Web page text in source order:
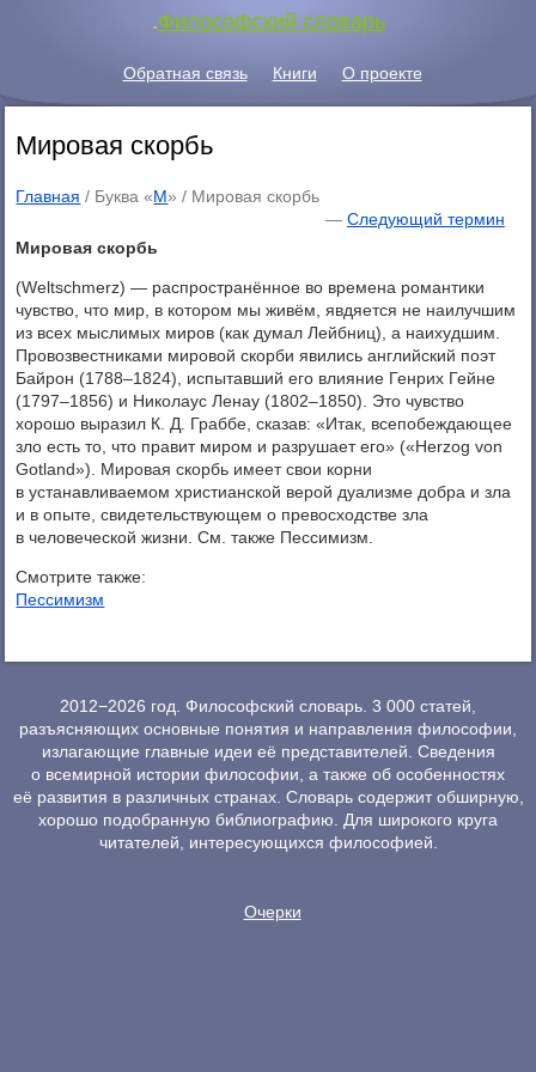
.Философский словарь
Обратная связь Книги О проекте
Мировая скорбь
Главная / Буква «М» / Мировая скорбь
— Следующий термин
Мировая скорбь
(Weltschmerz) — распространённое во времена романтики
чувство, что мир, в котором мы живём, явдяется не наилучшим
из всех мыслимых миров (как думал Лейбниц), а наихудшим.
Провозвестниками мировой скорби явились английский поэт
Байрон (1788–1824), испытавший его влияние Генрих Гейне
(1797–1856) и Николаус Ленау (1802–1850). Это чувство
хорошо выразил К. Д. Граббе, сказав: «Итак, всепобеждающее
зло есть то, что правит миром и разрушает его» («Herzog von
Gotland»). Мировая скорбь имеет свои корни
в устанавливаемом христианской верой дуализме добра и зла
и в опыте, свидетельствующем о превосходстве зла
в человеческой жизни. См. также Пессимизм.
Смотрите также:
Пессимизм
2012−2026 год. Философский словарь. 3 000 статей,
разъясняющих основные понятия и направления философии,
излагающие главные идеи её представителей. Сведения
о всемирной истории философии, а также об особенностях
её развития в различных странах. Словарь содержит обширную,
хорошо подобранную библиографию. Для широкого круга
читателей, интересующихся философией.
Очерки